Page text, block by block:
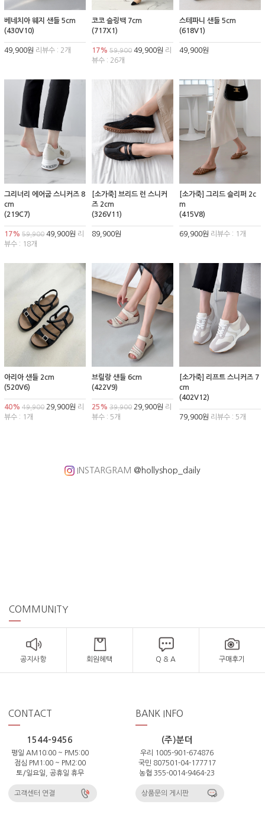
베네치아 웨지 샌들 5cm
(430V10)
49,900원 리뷰수 : 2개
코코 슬링백 7cm
(717X1)
17% 59,90049,900원 리
뷰수 : 26개
스테파니 샌들 5cm
(618V1)
49,900원
그리너리 에어굽 스니커즈 8
cm
(219C7)
17% 59,900 49,900원 리
뷰수 : 18개
[소가죽] 브리드 런 스니커
즈 2cm
(326V11)
89,900원
[소가죽] 그리드 슬리퍼 2c
m
(415V8)
69,900원 리뷰수 : 1개
아리아 샌들 2cm
(520V6)
40% 49,900 29,900원 리
뷰수 : 1개
브릴랑 샌들 6cm
(422V9)
25% 39,90029,900원 리
뷰수 : 5개
[소가죽] 리프트 스니커즈 7
cm
(402V12)
79,900원 리뷰수 : 5개
INSTARGRAM @hollyshop_daily
COMMUNITY
공지사항 회원혜택 Q & A 구매후기
CONTACT
1544-9456
평일 AM10:00 ~ PM5:00
점심 PM1:00 ~ PM2:00
토/일요일, 공휴일 휴무
고객센터 연결
BANK INFO
(주)분더
우리 1005-901-674876
국민 807501-04-177717
농협 355-0014-9464-23
상품문의 게시판